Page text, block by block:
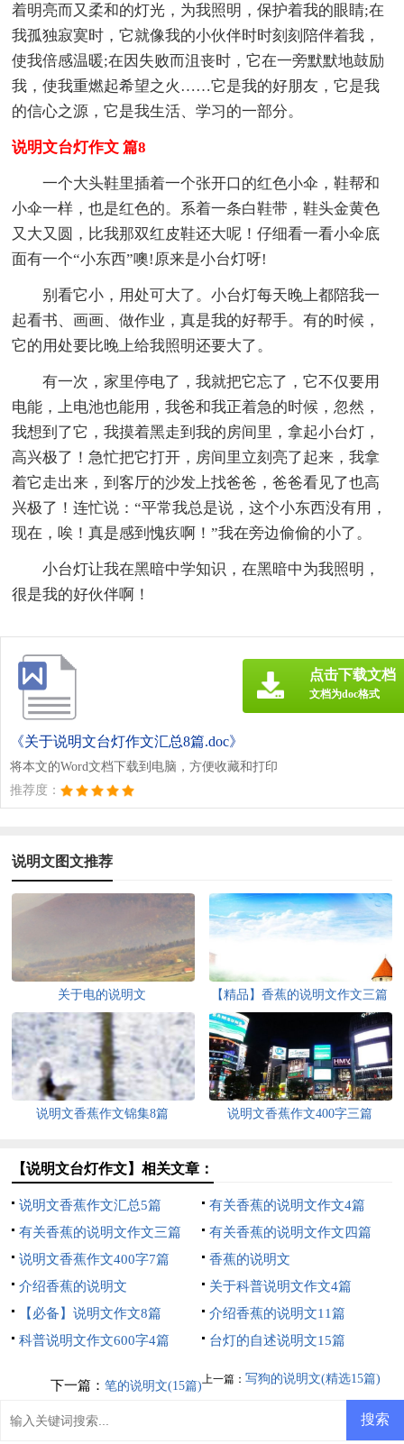
着明亮而又柔和的灯光，为我照明，保护着我的眼睛;在
我孤独寂寞时，它就像我的小伙伴时时刻刻陪伴着我，
使我倍感温暖;在因失败而沮丧时，它在一旁默默地鼓励
我，使我重燃起希望之火……它是我的好朋友，它是我
的信心之源，它是我生活、学习的一部分。
说明文台灯作文 篇8
一个大头鞋里插着一个张开口的红色小伞，鞋帮和
小伞一样，也是红色的。系着一条白鞋带，鞋头金黄色
又大又圆，比我那双红皮鞋还大呢！仔细看一看小伞底
面有一个“小东西”噢!原来是小台灯呀!
别看它小，用处可大了。小台灯每天晚上都陪我一
起看书、画画、做作业，真是我的好帮手。有的时候，
它的用处要比晚上给我照明还要大了。
有一次，家里停电了，我就把它忘了，它不仅要用
电能，上电池也能用，我爸和我正着急的时候，忽然，
我想到了它，我摸着黑走到我的房间里，拿起小台灯，
高兴极了！急忙把它打开，房间里立刻亮了起来，我拿
着它走出来，到客厅的沙发上找爸爸，爸爸看见了也高
兴极了！连忙说：“平常我总是说，这个小东西没有用，
现在，唉！真是感到愧疚啊！”我在旁边偷偷的小了。
小台灯让我在黑暗中学知识，在黑暗中为我照明，
很是我的好伙伴啊！
《关于说明文台灯作文汇总8篇.doc》
将本文的Word文档下载到电脑，方便收藏和打印
推荐度：
点击下载文档
文档为doc格式
说明文图文推荐
关于电的说明文 【精品】香蕉的说明文作文三篇
说明文香蕉作文锦集8篇 说明文香蕉作文400字三篇
【说明文台灯作文】相关文章：
说明文香蕉作文汇总5篇
有关香蕉的说明文作文4篇
有关香蕉的说明文作文三篇
有关香蕉的说明文作文四篇
说明文香蕉作文400字7篇
香蕉的说明文
介绍香蕉的说明文
关于科普说明文作文4篇
【必备】说明文作文8篇
介绍香蕉的说明文11篇
科普说明文作文600字4篇
台灯的自述说明文15篇
上一篇： 写狗的说明文(精选15篇)
下一篇： 笔的说明文(15篇)